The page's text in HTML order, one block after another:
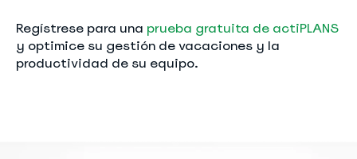
Regístrese para una prueba gratuita de actiPLANS
y optimice su gestión de vacaciones y la
productividad de su equipo.